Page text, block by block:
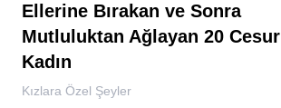
Ellerine Bırakan ve Sonra
Mutluluktan Ağlayan 20 Cesur
Kadın
Kızlara Özel Şeyler